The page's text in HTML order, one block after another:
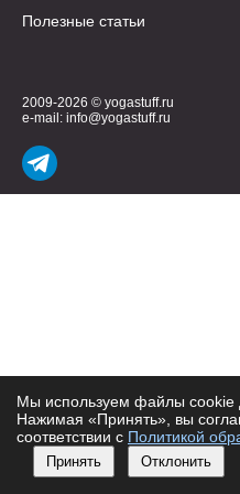
Полезные статьи
2009-2026 © yogastuff.ru
e-mail: info@yogastuff.ru
Мы используем файлы cookie
Нажимая «Принять», вы
соответствии с Политикой
Принять Отклонить